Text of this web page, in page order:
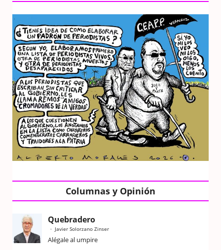
Columnas y Opinión
Quebradero
Javier Solorzano Zinser
Alégale al umpire